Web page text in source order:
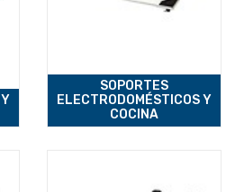
SOPORTES
ELECTRODOMÉSTICOS Y
COCINA